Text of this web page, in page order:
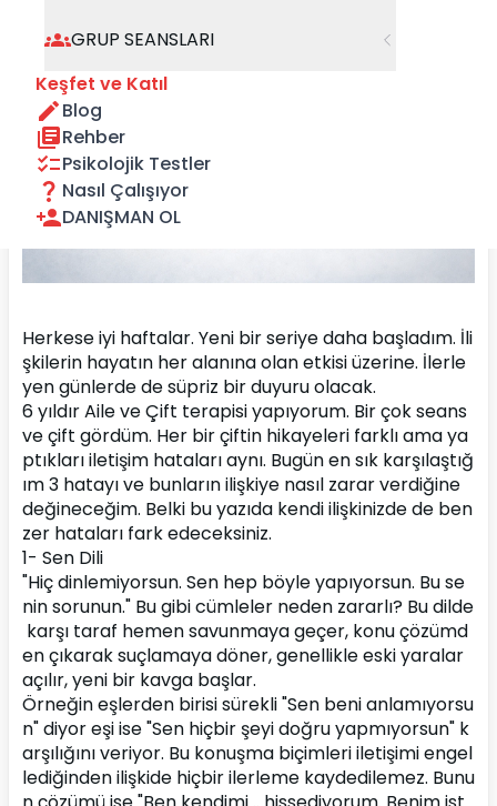
GRUP SEANSLARI
Keşfet ve Katıl
Blog
Rehber
Psikolojik Testler
Nasıl Çalışıyor
DANIŞMAN OL
Herkese iyi haftalar. Yeni bir seriye daha başladım. İli
şkilerin hayatın her alanına olan etkisi üzerine. İlerle
yen günlerde de süpriz bir duyuru olacak.
6 yıldır Aile ve Çift terapisi yapıyorum. Bir çok seans
ve çift gördüm. Her bir çiftin hikayeleri farklı ama ya
ptıkları iletişim hataları aynı. Bugün en sık karşılaştığ
ım 3 hatayı ve bunların ilişkiye nasıl zarar verdiğine
değineceğim. Belki bu yazıda kendi ilişkinizde de ben
zer hataları fark edeceksiniz.
1- Sen Dili
"Hiç dinlemiyorsun. Sen hep böyle yapıyorsun. Bu se
nin sorunun." Bu gibi cümleler neden zararlı? Bu dilde
karşı taraf hemen savunmaya geçer, konu çözümd
en çıkarak suçlamaya döner, genellikle eski yaralar
açılır, yeni bir kavga başlar.
Örneğin eşlerden birisi sürekli "Sen beni anlamıyorsu
n" diyor eşi ise "Sen hiçbir şeyi doğru yapmıyorsun" k
arşılığını veriyor. Bu konuşma biçimleri iletişimi engel
lediğinden ilişkide hiçbir ilerleme kaydedilemez. Bunu